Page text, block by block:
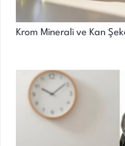
Krom Minerali ve Kan